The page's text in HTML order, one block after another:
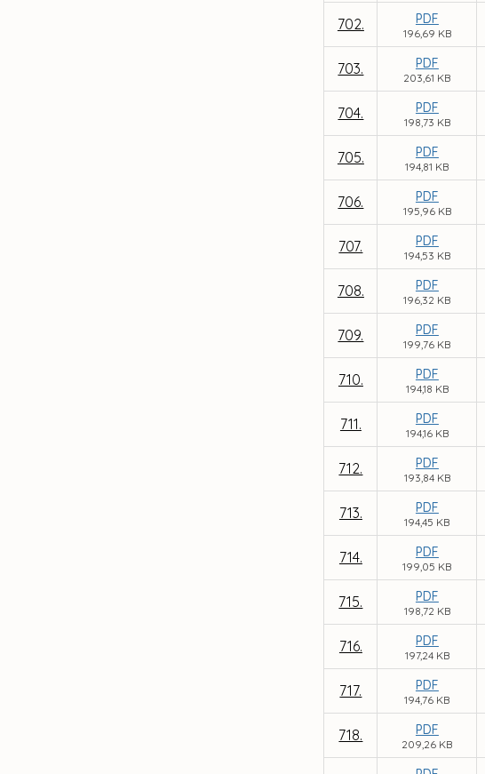
702. PDF
196,69 KB
703. PDF
203,61 KB
704. PDF
198,73 KB
705. PDF
194,81 KB
706. PDF
195,96 KB
707. PDF
194,53 KB
708. PDF
196,32 KB
709. PDF
199,76 KB
710. PDF
194,18 KB
711. PDF
194,16 KB
712. PDF
193,84 KB
713. PDF
194,45 KB
714. PDF
199,05 KB
715. PDF
198,72 KB
716. PDF
197,24 KB
717. PDF
194,76 KB
718. PDF
209,26 KB